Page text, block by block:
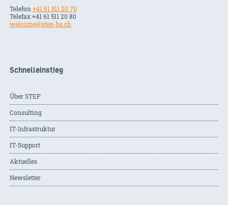
Telefon+41 61 511 20 70
Telefax +41 61 511 20 80
welcome@step-bs.ch
Schnelleinstieg
Über STEP
Consulting
IT-Infrastruktur
IT-Support
Aktuelles
Newsletter